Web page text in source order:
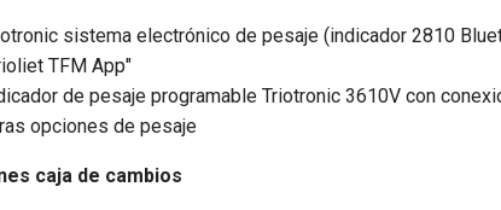
sistema electrónico de pesaje (indicador 2810
TFM App"
de pesaje programable Triotronic 3610V con
opciones de pesaje
caja de cambios